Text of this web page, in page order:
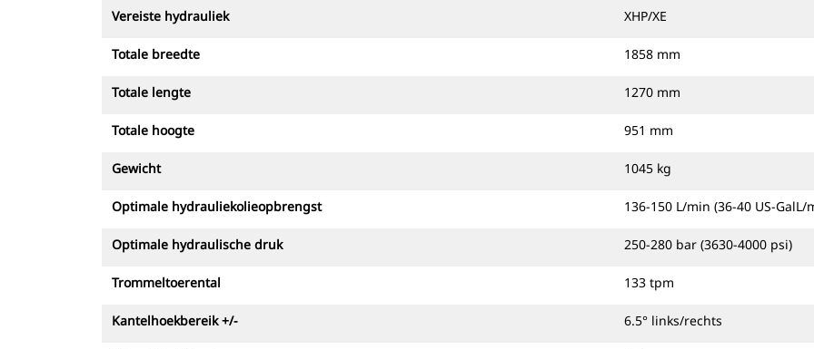
Vereiste hydrauliek XHP/XE
Totale breedte 1858 mm
Totale lengte 1270 mm
Totale hoogte 951 mm
Gewicht 1045 kg
Optimale hydrauliekolieopbrengst 136-150 L/min (36-40 US-GalL/
Optimale hydraulische druk 250-280 bar (3630-4000 psi)
Trommeltoerental 133 tpm
Kantelhoekbereik +/- 6.5° links/rechts